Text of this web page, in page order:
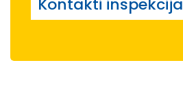
Kontakti inspekcija